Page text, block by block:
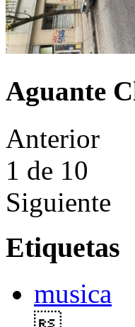
Aguante
Anterior
1 de 10
Siguiente
Etiquetas
musica